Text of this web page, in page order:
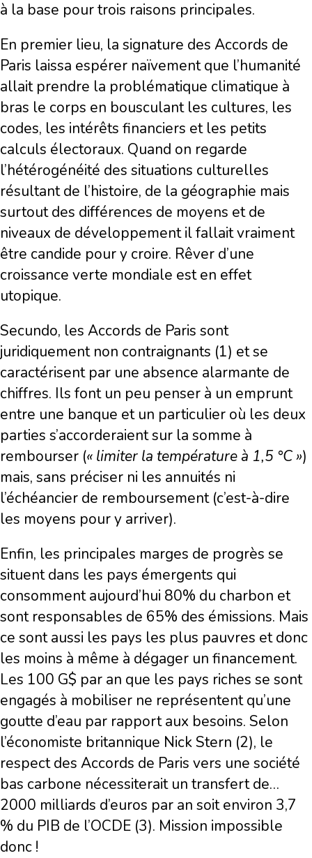
à la base pour trois raisons principales.
En premier lieu, la signature des Accords de
Paris laissa espérer naïvement que l’humanité
allait prendre la problématique climatique à
bras le corps en bousculant les cultures, les
codes, les intérêts financiers et les petits
calculs électoraux. Quand on regarde
l’hétérogénéité des situations culturelles
résultant de l’histoire, de la géographie mais
surtout des différences de moyens et de
niveaux de développement il fallait vraiment
être candide pour y croire. Rêver d’une
croissance verte mondiale est en effet
utopique.
Secundo, les Accords de Paris sont
juridiquement non contraignants (1) et se
caractérisent par une absence alarmante de
chiffres. Ils font un peu penser à un emprunt
entre une banque et un particulier où les deux
parties s’accorderaient sur la somme à
rembourser (« limiter la température à 1,5 °C »)
mais, sans préciser ni les annuités ni
l’échéancier de remboursement (c’est-à-dire
les moyens pour y arriver).
Enfin, les principales marges de progrès se
situent dans les pays émergents qui
consomment aujourd’hui 80% du charbon et
sont responsables de 65% des émissions. Mais
ce sont aussi les pays les plus pauvres et donc
les moins à même à dégager un financement.
Les 100 G$ par an que les pays riches se sont
engagés à mobiliser ne représentent qu’une
goutte d’eau par rapport aux besoins. Selon
l’économiste britannique Nick Stern (2), le
respect des Accords de Paris vers une société
bas carbone nécessiterait un transfert de…
2000 milliards d’euros par an soit environ 3,7
% du PIB de l’OCDE (3). Mission impossible
donc !